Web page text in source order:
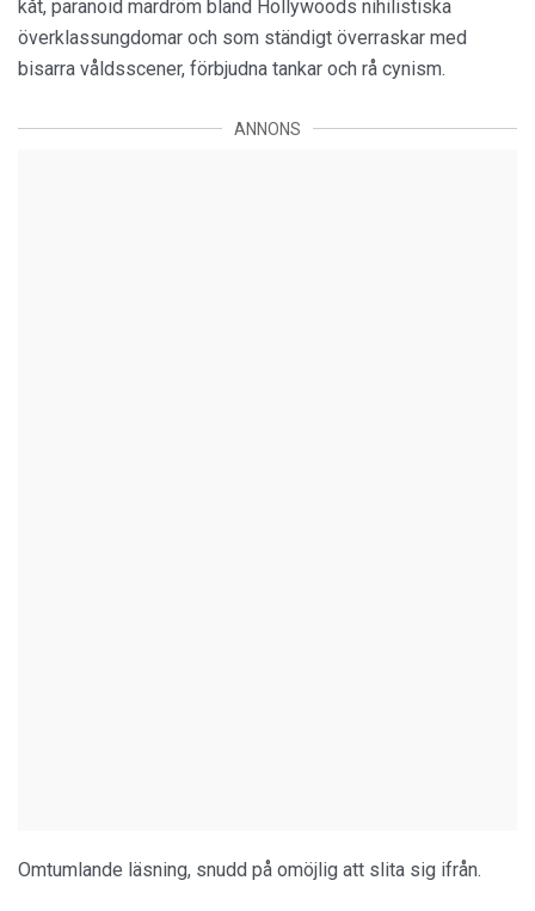
kåt, paranoid mardröm bland Hollywoods nihilistiska
överklassungdomar och som ständigt överraskar med
bisarra våldsscener, förbjudna tankar och rå cynism.
ANNONS
Omtumlande läsning, snudd på omöjlig att slita sig ifrån.